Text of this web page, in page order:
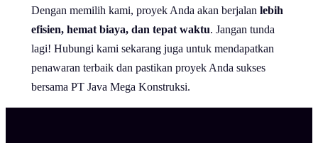
Dengan memilih kami, proyek Anda akan berjalan lebih
efisien, hemat biaya, dan tepat waktu. Jangan tunda
lagi! Hubungi kami sekarang juga untuk mendapatkan
penawaran terbaik dan pastikan proyek Anda sukses
bersama PT Java Mega Konstruksi.